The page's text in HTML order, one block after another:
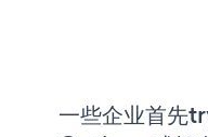
一些企业首